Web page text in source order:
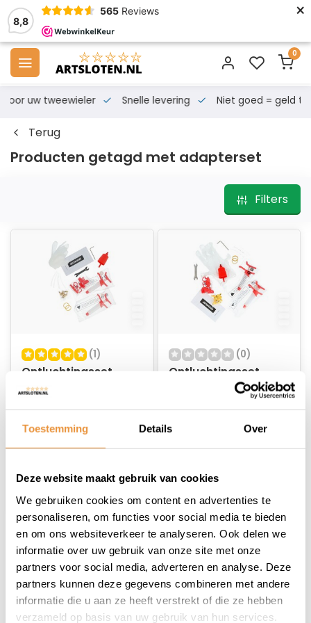
Toestemming Details Over
Deze website maakt gebruik van cookies
We gebruiken cookies om content en advertenties te
personaliseren, om functies voor social media te bieden
en om ons websiteverkeer te analyseren. Ook delen we
informatie over uw gebruik van onze site met onze
partners voor social media, adverteren en analyse. Deze
partners kunnen deze gegevens combineren met andere
informatie die u aan ze heeft verstrekt of die ze hebben
verzameld op basis van uw gebruik van hun services.
8,8
565 Reviews ×
0
voor uw tweewieler Snelle levering Niet goed = geld
Terug
Producten getagd met adapterset
Filters
(1)
Ontluchtingsset
schijfrem Edge Luxe
Op voorraad
17,95
(0)
Ontluchtingsset
Schijfrem Edge
Standaard - inclusief
adapterset
Op voorraad
16,95
1